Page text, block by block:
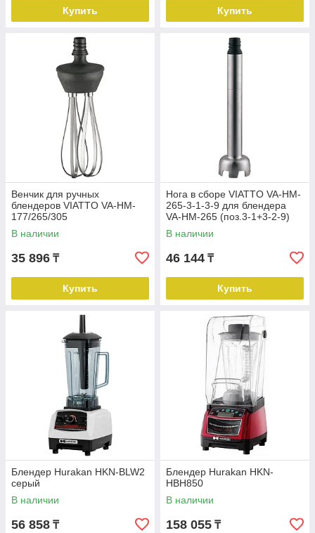
Купить Купить
Венчик для ручных
блендеров VIATTO VA-HM-
177/265/305
В наличии
35 896 ₸
Купить
Нога в сборе VIATTO VA-НM-
265-3-1-3-9 для блендера
VA-HM-265 (поз.3-1+3-2-9)
В наличии
46 144 ₸
Купить
Блендер Hurakan HKN-BLW2
серый
В наличии
56 858 ₸
Блендер Hurakan HKN-
HBH850
В наличии
158 055 ₸